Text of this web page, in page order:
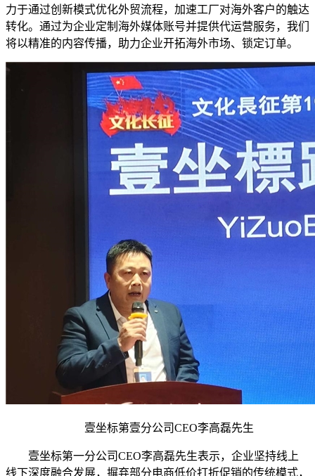
力于通过创新模式优化外贸流程，加速工厂对海外客户的触达
转化。通过为企业定制海外媒体账号并提供代运营服务，我们
将以精准的内容传播，助力企业开拓海外市场、锁定订单。
壹坐标第壹分公司CEO李高磊先生
壹坐标第一分公司CEO李高磊先生表示，企业坚持线上
线下深度融合发展，摒弃部分电商低价打折促销的传统模式，